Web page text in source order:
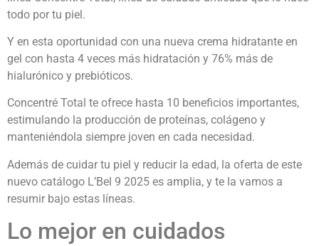
todo por tu piel.
Y en esta oportunidad con una nueva crema hidratante en
gel con hasta 4 veces más hidratación y 76% más de
hialurónico y prebióticos.
Concentré Total te ofrece hasta 10 beneficios importantes,
estimulando la producción de proteínas, colágeno y
manteniéndola siempre joven en cada necesidad.
Además de cuidar tu piel y reducir la edad, la oferta de este
nuevo catálogo L’Bel 9 2025 es amplia, y te la vamos a
resumir bajo estas líneas.
Lo mejor en cuidados